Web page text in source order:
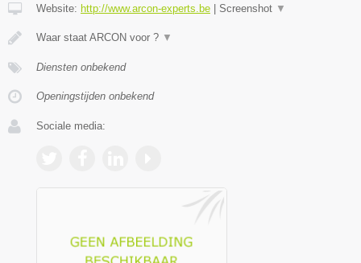
Website: http://www.arcon-experts.be Screenshot ▼
Waar staat ARCON voor ? ▼
Diensten onbekend
Openingstijden onbekend
Sociale media: